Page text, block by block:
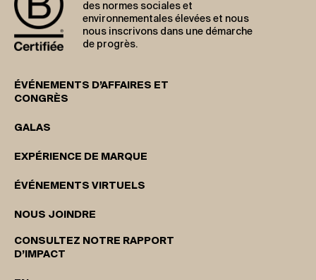
des normes sociales et
environnementales élevées et nous
nous inscrivons dans une démarche
de progrès.
ÉVÉNEMENTS D’AFFAIRES ET
CONGRÈS
GALAS
EXPÉRIENCE DE MARQUE
ÉVÉNEMENTS VIRTUELS
NOUS JOINDRE
CONSULTEZ NOTRE RAPPORT
D’IMPACT